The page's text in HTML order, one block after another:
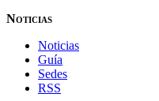
Noticias
Noticias
Guía
Sedes
RSS